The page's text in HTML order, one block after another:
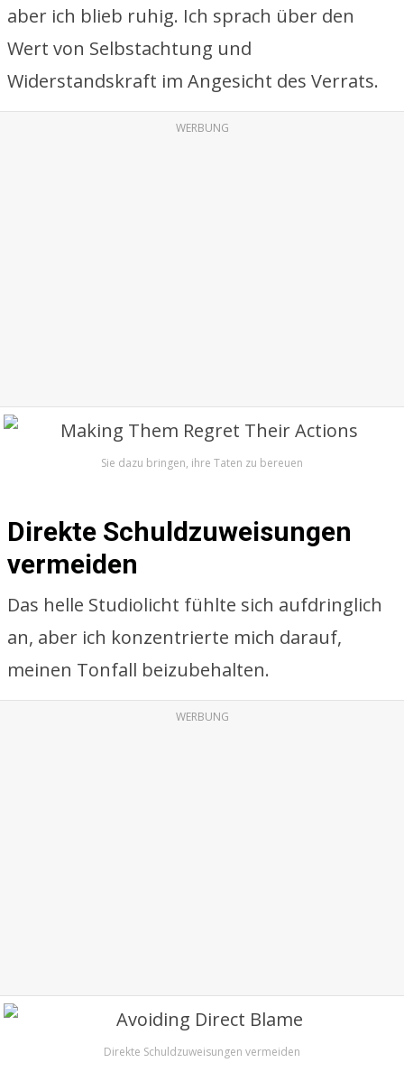
aber ich blieb ruhig. Ich sprach über den
Wert von Selbstachtung und
Widerstandskraft im Angesicht des Verrats.
WERBUNG
Sie dazu bringen, ihre Taten zu bereuen
Direkte Schuldzuweisungen
vermeiden
Das helle Studiolicht fühlte sich aufdringlich
an, aber ich konzentrierte mich darauf,
meinen Tonfall beizubehalten.
WERBUNG
Direkte Schuldzuweisungen vermeiden